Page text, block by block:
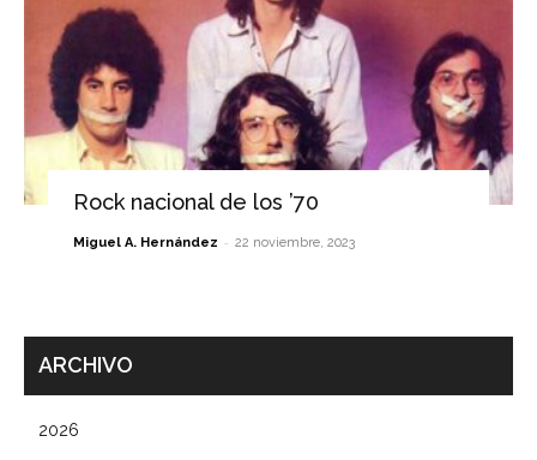
Rock nacional de los ’70
Miguel A. Hernández - 22 noviembre, 2023
ARCHIVO
2026